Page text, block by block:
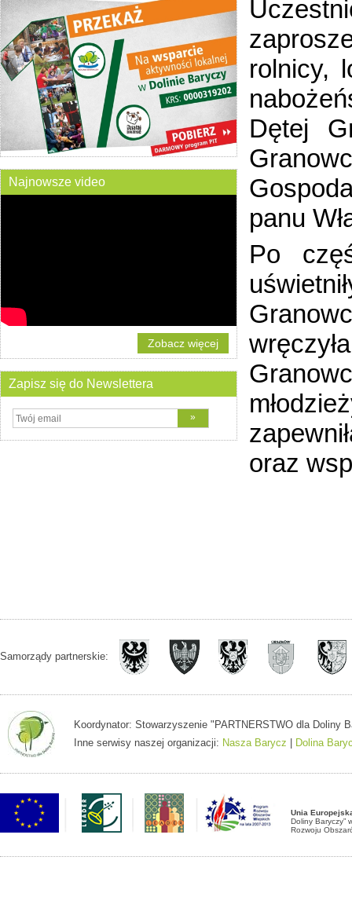
Najnowsze video
Zobacz więcej
Zapisz się do Newslettera
rolnicy,
Dętej
panu
Po
oraz
Samorządy partnerskie:
Koordynator: Stowarzyszenie "PARTNERSTWO dla
Inne serwisy naszej organizacji: Nasza Barycz Dolina
Unia
Doliny Baryczy”
Rozwoju